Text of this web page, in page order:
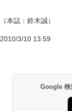
（本誌：鈴木誠）
2010/3/10 13:59
Google 検